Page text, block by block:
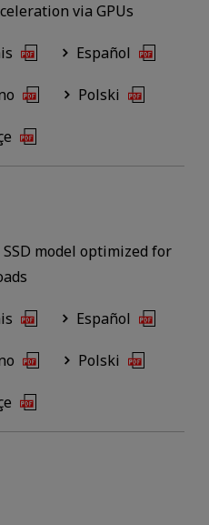
via GPUs
Español
Polski
model optimized for
Español
Polski